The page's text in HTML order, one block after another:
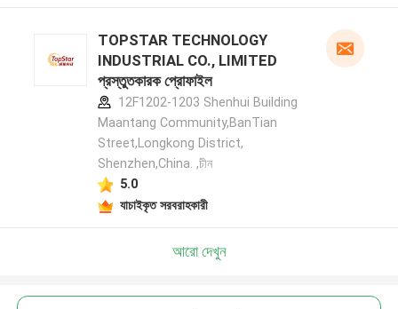
TOPSTAR TECHNOLOGY
INDUSTRIAL CO., LIMITED
প্রস্তুতকারক প্রোফাইল
12F1202-1203 Shenhui Building
Maantang Community,BanTian
Street,Longkong District,
Shenzhen,China. ,চীন
5.0
যাচাইকৃত সরবরাহকারী
আরো দেখুন